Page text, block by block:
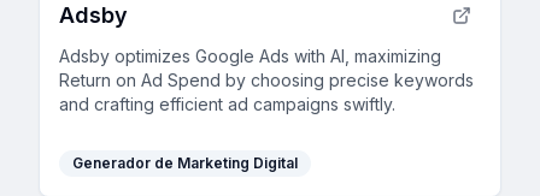
Adsby
Adsby optimizes Google Ads with AI, maximizing
Return on Ad Spend by choosing precise keywords
and crafting efficient ad campaigns swiftly.
Generador de Marketing Digital